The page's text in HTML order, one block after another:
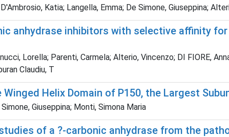
Katia; Langella, Emma; De Simone, Giuseppina;
anhydrase inhibitors with selective affinity
Lorella; Parenti, Carmela; Alterio, Vincenzo; DI FIORE,
Claudiu, T
Helix Domain of P150, the Largest
Giuseppina; Monti, Simona Maria
of a ?-carbonic anhydrase from the